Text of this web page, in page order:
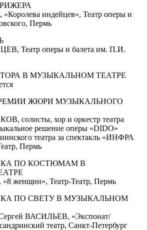
индейцев», Театр оперы и
Пермь
Театр оперы и балета им. П.И.
В МУЗЫКАЛЬНОМ ТЕАТРЕ
ЖЮРИ МУЗЫКАЛЬНОГО
cолисты, хор и оркестр театра
решение оперы «DIDO»
театра за спектакль «ИНФРА
Пермь
ПО КОСТЮМАМ В
женщин», Театр-Театр, Пермь
ПО СВЕТУ В МУЗЫКАЛЬНОМ
ВАСИЛЬЕВ, «Экспонат/
театр, Санкт-Петербург